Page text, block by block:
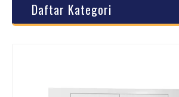
Daftar Kategori